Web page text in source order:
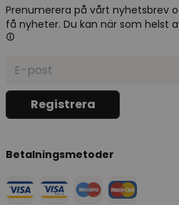
Prenumerera på vårt nyhetsbrev
få nyheter. Du kan när som helst
Betalningsmetoder